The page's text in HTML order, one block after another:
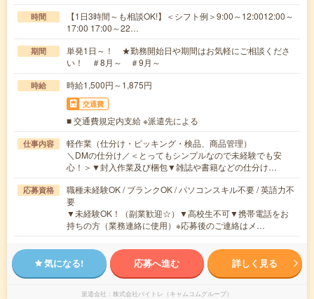
時間
【1日3時間～も相談OK!】＜シフト例＞9:00～12:0012:00～
17:00 17:00～22…
期間
単発1日～！ ★勤務開始日や期間はお気軽にご相談くださ
い！ ＃8月～ ＃9月～
時給 時給1,500円～1,875円
交通費
■ 交通費規定内支給 ※派遣先による
仕事内容
軽作業（仕分け・ピッキング・検品、商品管理）
＼DMの仕分け／＜とってもシンプルなので未経験でも安
心！＞▼封入作業及び梱包▼雑誌や書籍などの仕分け…
応募資格
職種未経験OK / ブランクOK / パソコンスキル不要 / 英語力不
要
▼未経験OK！（副業歓迎☆）▼高校生不可▼携帯電話をお
持ちの方（業務連絡に使用）※応募後のご連絡はメ…
気になる! 応募へ進む 詳しく見る
派遣会社 株式会社バイトレ（キャムコムグループ）